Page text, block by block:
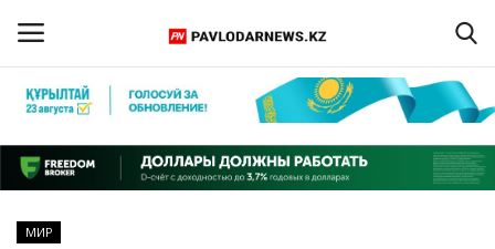
Регистрация
Главная
МИР